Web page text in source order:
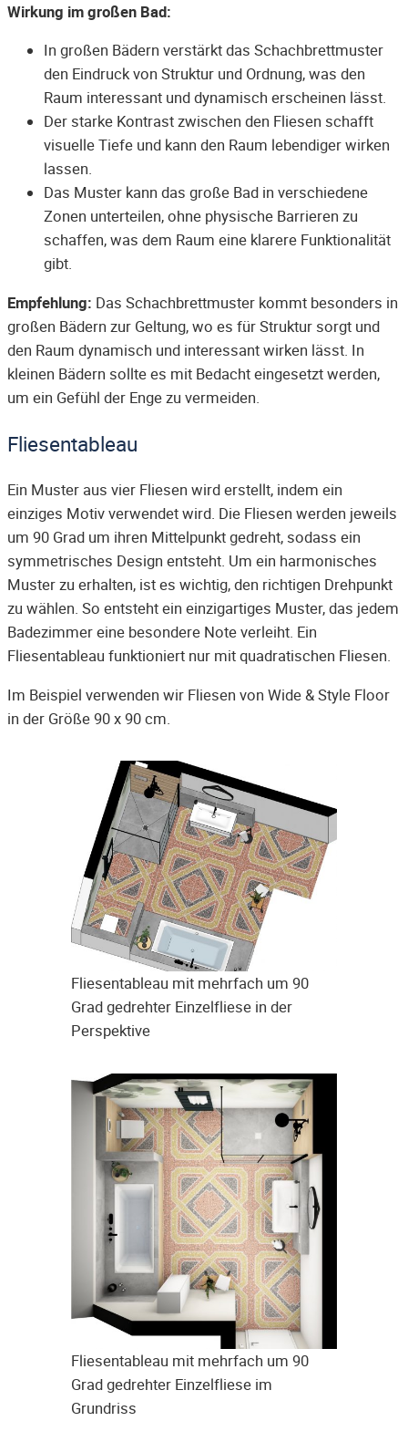
Wirkung im großen Bad:
In großen Bädern verstärkt das Schachbrettmuster
den Eindruck von Struktur und Ordnung, was den
Raum interessant und dynamisch erscheinen lässt.
Der starke Kontrast zwischen den Fliesen schafft
visuelle Tiefe und kann den Raum lebendiger wirken
lassen.
Das Muster kann das große Bad in verschiedene
Zonen unterteilen, ohne physische Barrieren zu
schaffen, was dem Raum eine klarere Funktionalität
gibt.
Empfehlung: Das Schachbrettmuster kommt besonders in
großen Bädern zur Geltung, wo es für Struktur sorgt und
den Raum dynamisch und interessant wirken lässt. In
kleinen Bädern sollte es mit Bedacht eingesetzt werden,
um ein Gefühl der Enge zu vermeiden.
Fliesentableau
Ein Muster aus vier Fliesen wird erstellt, indem ein
einziges Motiv verwendet wird. Die Fliesen werden jeweils
um 90 Grad um ihren Mittelpunkt gedreht, sodass ein
symmetrisches Design entsteht. Um ein harmonisches
Muster zu erhalten, ist es wichtig, den richtigen Drehpunkt
zu wählen. So entsteht ein einzigartiges Muster, das jedem
Badezimmer eine besondere Note verleiht. Ein
Fliesentableau funktioniert nur mit quadratischen Fliesen.
Im Beispiel verwenden wir Fliesen von Wide & Style Floor
in der Größe 90 x 90 cm.
Fliesentableau mit mehrfach um 90
Grad gedrehter Einzelfliese in der
Perspektive
Fliesentableau mit mehrfach um 90
Grad gedrehter Einzelfliese im
Grundriss